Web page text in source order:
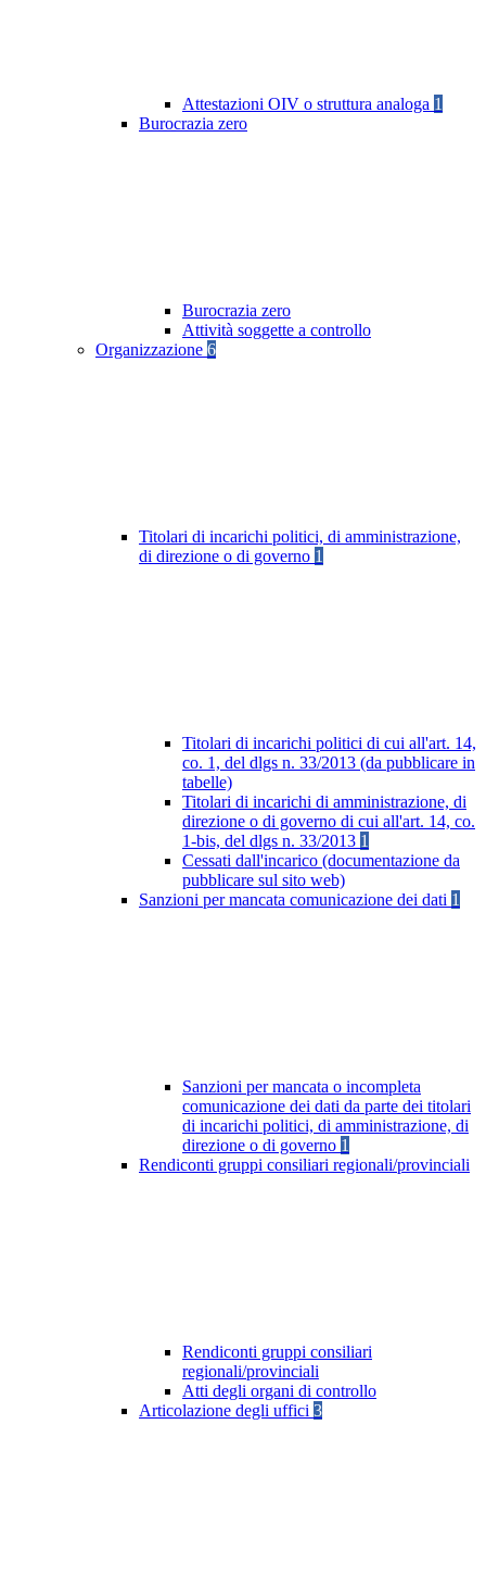
Attestazioni OIV o struttura analoga 1
Burocrazia zero
Burocrazia zero
Attività soggette a controllo
Organizzazione 6
Titolari di incarichi politici, di amministrazione,
di direzione o di governo 1
Titolari di incarichi politici di cui all'art. 14,
co. 1, del dlgs n. 33/2013 (da pubblicare in
tabelle)
Titolari di incarichi di amministrazione, di
direzione o di governo di cui all'art. 14, co.
1-bis, del dlgs n. 33/2013 1
Cessati dall'incarico (documentazione da
pubblicare sul sito web)
Sanzioni per mancata comunicazione dei dati 1
Sanzioni per mancata o incompleta
comunicazione dei dati da parte dei titolari
di incarichi politici, di amministrazione, di
direzione o di governo 1
Rendiconti gruppi consiliari regionali/provinciali
Rendiconti gruppi consiliari
regionali/provinciali
Atti degli organi di controllo
Articolazione degli uffici 3